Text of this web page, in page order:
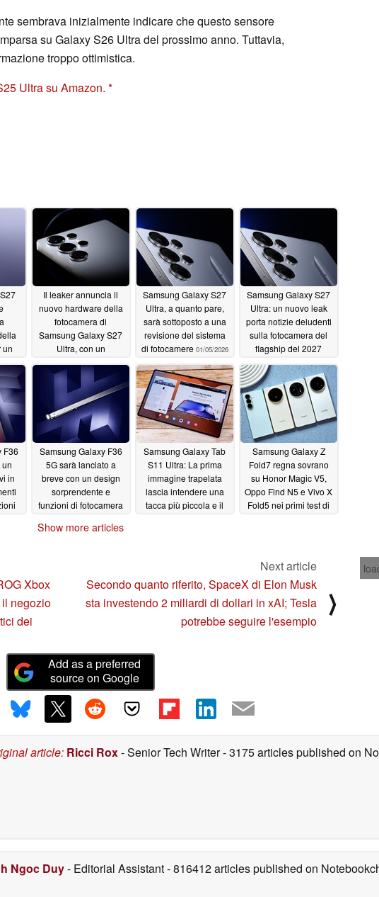
sembrava inizialmente indicare che questo sensore
su Galaxy S26 Ultra del prossimo anno. Tuttavia,
troppo ottimistica.
Ultra su Amazon.
un
2026
Il leaker annuncia il
nuovo hardware della
fotocamera di
Samsung Galaxy S27
Ultra, con un
importante in
programma01/12/2026
Samsung Galaxy S27
Ultra, a quanto pare,
sarà sottoposto a una
revisione del sistema
di fotocamere 01/05/2026
Samsung Galaxy S27
Ultra: un nuovo leak
porta notizie deludenti
sulla fotocamera del
flagship del 2027
11/27/2025
F36
in
Samsung Galaxy F36
5G sarà lanciato a
breve con un design
sorprendente e
funzioni di fotocamera
Samsung Galaxy Tab
S11 Ultra: La prima
immagine trapelata
lascia intendere una
tacca più piccola e il
Samsung Galaxy Z
Fold7 regna sovrano
su Honor Magic V5,
Oppo Find N5 e Vivo X
Fold5 nei primi test di
Show more articles
Xbox
negozio
dei
Next article
Secondo quanto riferito, SpaceX di Elon Musk
sta investendo 2 miliardi di dollari in xAI; Tesla
potrebbe seguire l'esempio
⟩
Add as a preferred
source on Google
article: Ricci Rox- Senior Tech Writer- 3175 articles published on
Ngoc Duy- Editorial Assistant- 816412 articles published on